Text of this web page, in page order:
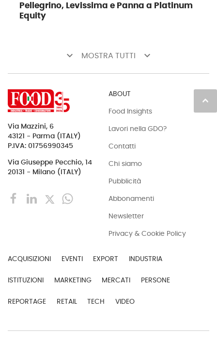
Pellegrino, Levissima e Panna a Platinum
Equity
keyboard_arrow_down MOSTRA TUTTI keyboard_arrow_down
keyboard_arrow_up
Via Mazzini, 6
43121 - Parma (ITALY)
P.IVA: 01756990345
Via Giuseppe Pecchio, 14
20131 - Milano (ITALY)
ABOUT
Food Insights
Lavori nella GDO?
Contatti
Chi siamo
Pubblicità
Abbonamenti
Newsletter
Privacy & Cookie Policy
ACQUISIZIONI EVENTI EXPORT INDUSTRIA
ISTITUZIONI MARKETING MERCATI PERSONE
REPORTAGE RETAIL TECH VIDEO